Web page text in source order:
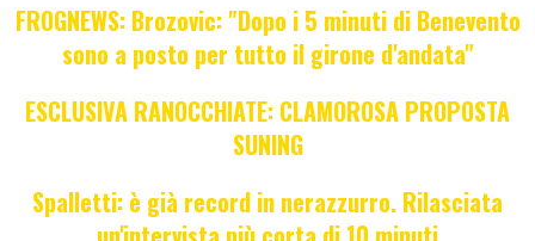
FROGNEWS: Brozovic: "Dopo i 5 minuti di Benevento
sono a posto per tutto il girone d'andata"
ESCLUSIVA RANOCCHIATE: CLAMOROSA PROPOSTA
SUNING
Spalletti: è già record in nerazzurro. Rilasciata